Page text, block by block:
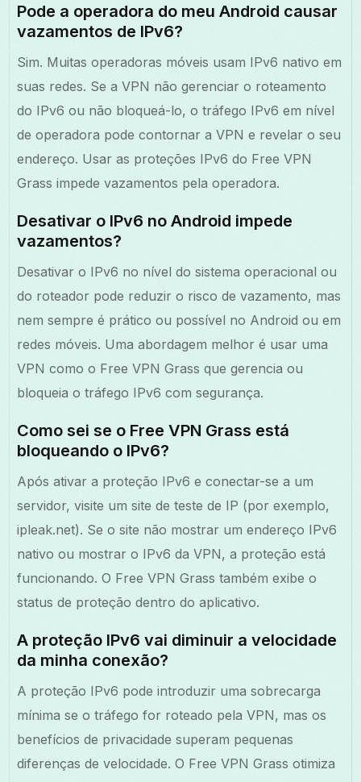
Pode a operadora do meu Android causar
vazamentos de IPv6?
Sim. Muitas operadoras móveis usam IPv6 nativo em
suas redes. Se a VPN não gerenciar o roteamento
do IPv6 ou não bloqueá-lo, o tráfego IPv6 em nível
de operadora pode contornar a VPN e revelar o seu
endereço. Usar as proteções IPv6 do Free VPN
Grass impede vazamentos pela operadora.
Desativar o IPv6 no Android impede
vazamentos?
Desativar o IPv6 no nível do sistema operacional ou
do roteador pode reduzir o risco de vazamento, mas
nem sempre é prático ou possível no Android ou em
redes móveis. Uma abordagem melhor é usar uma
VPN como o Free VPN Grass que gerencia ou
bloqueia o tráfego IPv6 com segurança.
Como sei se o Free VPN Grass está
bloqueando o IPv6?
Após ativar a proteção IPv6 e conectar-se a um
servidor, visite um site de teste de IP (por exemplo,
ipleak.net). Se o site não mostrar um endereço IPv6
nativo ou mostrar o IPv6 da VPN, a proteção está
funcionando. O Free VPN Grass também exibe o
status de proteção dentro do aplicativo.
A proteção IPv6 vai diminuir a velocidade
da minha conexão?
A proteção IPv6 pode introduzir uma sobrecarga
mínima se o tráfego for roteado pela VPN, mas os
benefícios de privacidade superam pequenas
diferenças de velocidade. O Free VPN Grass otimiza